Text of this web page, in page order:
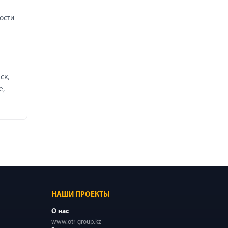
НАШИ ПРОЕКТЫ
О нас
www.otr-group.kz